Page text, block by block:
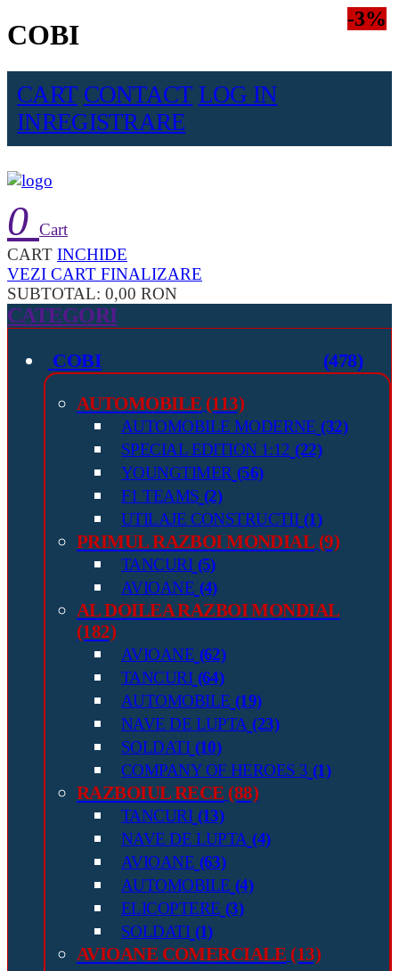
COBI
CART CONTACT LOG IN
INREGISTRARE
0 Cart
CART INCHIDE
VEZI CART FINALIZARE
SUBTOTAL: 0,00 RON
CATEGORI
COBI (478)
AUTOMOBILE (113)
AUTOMOBILE MODERNE (32)
SPECIAL EDITION 1:12 (22)
YOUNGTIMER (56)
F1 TEAMS (2)
UTILAJE CONSTRUCTII (1)
PRIMUL RAZBOI MONDIAL (9)
TANCURI (5)
AVIOANE (4)
AL DOILEA RAZBOI MONDIAL
(182)
AVIOANE (62)
TANCURI (64)
AUTOMOBILE (19)
NAVE DE LUPTA (23)
SOLDATI (10)
COMPANY OF HEROES 3 (1)
RAZBOIUL RECE (88)
TANCURI (13)
NAVE DE LUPTA (4)
AVIOANE (63)
AUTOMOBILE (4)
ELICOPTERE (3)
SOLDATI (1)
AVIOANE COMERCIALE (13)
-3%
-3%
-3%